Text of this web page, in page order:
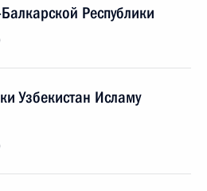
Республики
Узбекистан Исламу